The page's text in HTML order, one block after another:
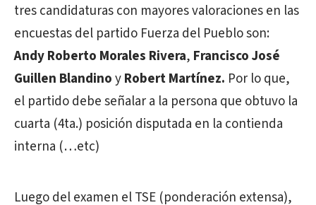
tres candidaturas con mayores valoraciones en las
encuestas del partido Fuerza del Pueblo son:
Andy Roberto Morales Rivera, Francisco José
Guillen BlandinoyRobert Martínez. Por lo que,
el partido debe señalar a la persona que obtuvo la
cuarta (4ta.) posición disputada en la contienda
interna (…etc)
Luego del examen el TSE (ponderación extensa),